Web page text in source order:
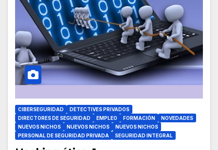
CIBERSEGURIDAD
DETECTIVES PRIVADOS
DIRECTORES DE SEGURIDAD
EMPLEO FORMACIÓN
NOVEDADES
NUEVOS NICHOS
NUEVOS NICHOS
NUEVOS NICHOS
PERSONAL DE SEGURIDAD PRIVADA
SEGURIDAD INTEGRAL